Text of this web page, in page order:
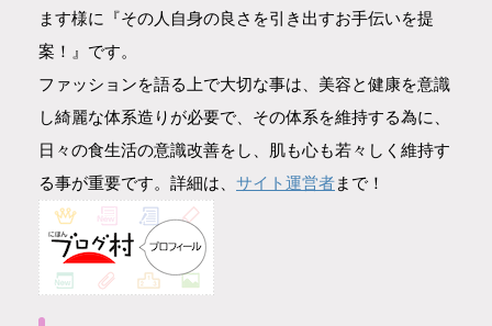
ます様に『その人自身の良さを引き出すお手伝いを提
案！』です。
ファッションを語る上で大切な事は、美容と健康を意識
し綺麗な体系造りが必要で、その体系を維持する為に、
日々の食生活の意識改善をし、肌も心も若々しく維持す
る事が重要です。詳細は、 サイト運営者まで！